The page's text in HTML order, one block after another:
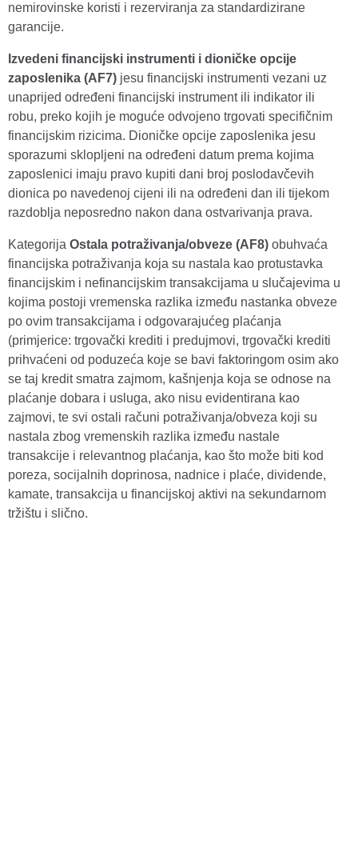
nemirovinske koristi i rezerviranja za standardizirane
garancije.
Izvedeni financijski instrumenti i dioničke opcije
zaposlenika (AF7) jesu financijski instrumenti vezani uz
unaprijed određeni financijski instrument ili indikator ili
robu, preko kojih je moguće odvojeno trgovati specifičnim
financijskim rizicima. Dioničke opcije zaposlenika jesu
sporazumi sklopljeni na određeni datum prema kojima
zaposlenici imaju pravo kupiti dani broj poslodavčevih
dionica po navedenoj cijeni ili na određeni dan ili tijekom
razdoblja neposredno nakon dana ostvarivanja prava.
Kategorija Ostala potraživanja/obveze (AF8) obuhvaća
financijska potraživanja koja su nastala kao protustavka
financijskim i nefinancijskim transakcijama u slučajevima u
kojima postoji vremenska razlika između nastanka obveze
po ovim transakcijama i odgovarajućeg plaćanja
(primjerice: trgovački krediti i predujmovi, trgovački krediti
prihvaćeni od poduzeća koje se bavi faktoringom osim ako
se taj kredit smatra zajmom, kašnjenja koja se odnose na
plaćanje dobara i usluga, ako nisu evidentirana kao
zajmovi, te svi ostali računi potraživanja/obveza koji su
nastala zbog vremenskih razlika između nastale
transakcije i relevantnog plaćanja, kao što može biti kod
poreza, socijalnih doprinosa, nadnice i plaće, dividende,
kamate, transakcija u financijskoj aktivi na sekundarnom
tržištu i slično.